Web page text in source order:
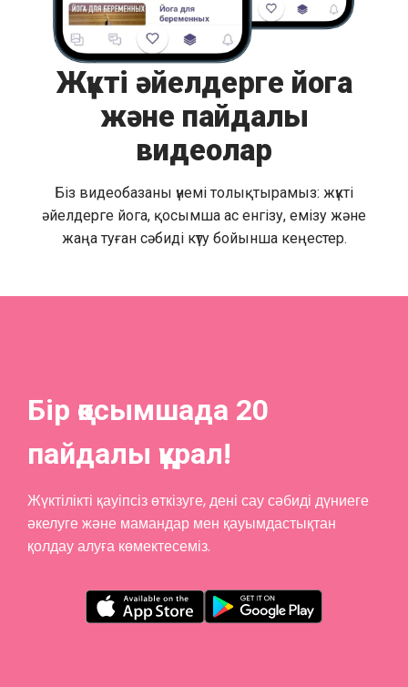
Жүкті әйелдерге йога
және пайдалы
видеолар
Біз видеобазаны үнемі толықтырамыз: жүкті
әйелдерге йога, қосымша ас енгізу, емізу және
жаңа туған сәбиді күту бойынша кеңестер.
Бір қосымшада 20
пайдалы құрал!
Жүктілікті қауіпсіз өткізуге, дені сау сәбиді дүниеге
әкелуге және мамандар мен қауымдастықтан
қолдау алуға көмектесеміз.